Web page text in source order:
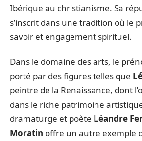
Ibérique au christianisme. Sa
s’inscrit dans une tradition où le
savoir et engagement spirituel.
Dans le domaine des arts, le
porté par des figures telles que
peintre de la Renaissance, dont
dans le riche patrimoine
dramaturge et poète Léandre
Moratin offre un autre exemple